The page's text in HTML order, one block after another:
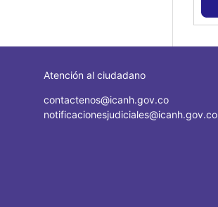
Atención al ciudadano
contactenos@icanh.gov.co
notificacionesjudiciales@icanh.gov.co